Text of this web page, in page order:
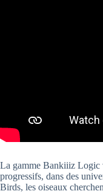
La gamme Bankiiiz Logic
progressifs, dans des
Birds, les oiseaux